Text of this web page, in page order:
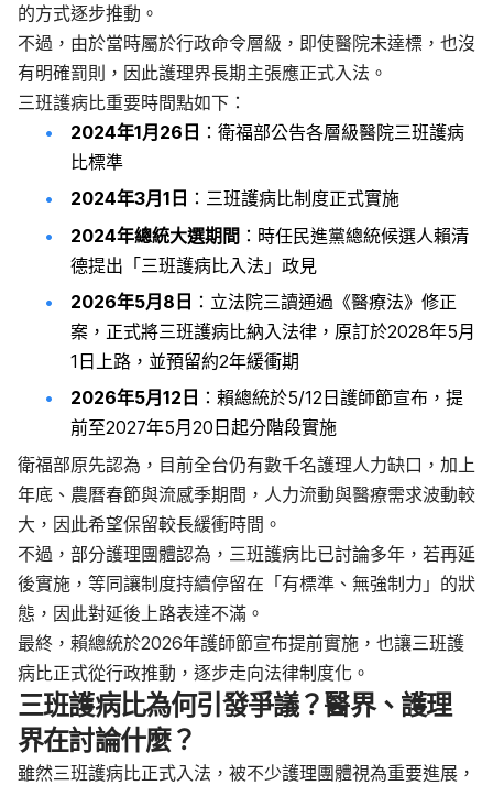
的方式逐步推動。
不過，由於當時屬於行政命令層級，即使醫院未達標，也沒
有明確罰則，因此護理界長期主張應正式入法。
三班護病比重要時間點如下：
2024年1月26日 ：衛福部公告各層級醫院三班護病
比標準
2024年3月1日 ：三班護病比制度正式實施
2024年總統大選期間 ：時任民進黨總統候選人賴清
德提出「三班護病比入法」政見
2026年5月8日 ：立法院三讀通過《醫療法》修正
案，正式將三班護病比納入法律，原訂於2028年5月
1日上路，並預留約2年緩衝期
2026年5月12日 ：賴總統於5/12日護師節宣布，提
前至2027年5月20日起分階段實施
衛福部原先認為，目前全台仍有數千名護理人力缺口，加上
年底、農曆春節與流感季期間，人力流動與醫療需求波動較
大，因此希望保留較長緩衝時間。
不過，部分護理團體認為，三班護病比已討論多年，若再延
後實施，等同讓制度持續停留在「有標準、無強制力」的狀
態，因此對延後上路表達不滿。
最終，賴總統於2026年護師節宣布提前實施，也讓三班護
病比正式從行政推動，逐步走向法律制度化。
三班護病比為何引發爭議？醫界、護理
界在討論什麼？
雖然三班護病比正式入法，被不少護理團體視為重要進展，